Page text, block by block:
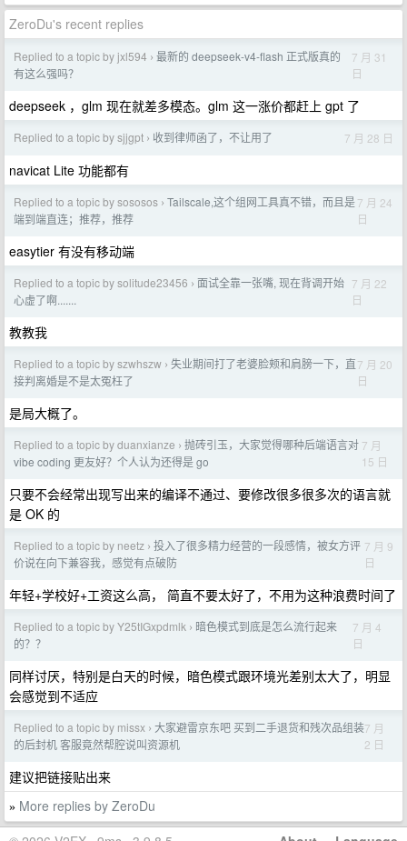
ZeroDu's recent replies
Replied to a topic by jxl594 › 最新的 deepseek-v4-flash 正式版真的
有这么强吗？
7 月 31
日
deepseek ，glm 现在就差多模态。glm 这一涨价都赶上 gpt 了
Replied to a topic by sjjgpt › 收到律师函了，不让用了 7 月 28 日
navicat Lite 功能都有
Replied to a topic by sososos › Tailscale,这个组网工具真不错，而且是
端到端直连；推荐，推荐
7 月 24
日
easytier 有没有移动端
Replied to a topic by solitude23456 › 面试全靠一张嘴, 现在背调开始
心虚了啊.......
7 月 22
日
教教我
Replied to a topic by szwhszw › 失业期间打了老婆脸颊和肩膀一下，直
接判离婚是不是太冤枉了
7 月 20
日
是局大概了。
Replied to a topic by duanxianze › 抛砖引玉，大家觉得哪种后端语言对
vibe coding 更友好？个人认为还得是 go
7 月
15 日
只要不会经常出现写出来的编译不通过、要修改很多很多次的语言就
是 OK 的
Replied to a topic by neetz › 投入了很多精力经营的一段感情，被女方评
价说在向下兼容我，感觉有点破防
7 月 9
日
年轻+学校好+工资这么高， 简直不要太好了，不用为这种浪费时间了
Replied to a topic by Y25tIGxpdmlk › 暗色模式到底是怎么流行起来
的？？
7 月 4
日
同样讨厌，特别是白天的时候，暗色模式跟环境光差别太大了，明显
会感觉到不适应
Replied to a topic by missx › 大家避雷京东吧 买到二手退货和残次品组装
的后封机 客服竟然帮腔说叫资源机
7 月
2 日
建议把链接贴出来
» More replies by ZeroDu